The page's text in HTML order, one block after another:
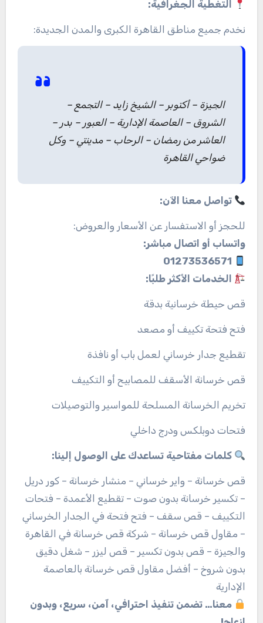
التغطية الجغرافية:
نخدم جميع مناطق القاهرة الكبرى والمدن الجديدة:
الجيزة – أكتوبر – الشيخ زايد – التجمع –
الشروق – العاصمة الإدارية – العبور – بدر –
العاشر من رمضان – الرحاب – مدينتي – وكل
ضواحي القاهرة
تواصل معنا الآن:
للحجز أو الاستفسار عن الأسعار والعروض:
واتساب أو اتصال مباشر:
01273536571
الخدمات الأكثر طلبًا:
قص حيطة خرسانية بدقة
فتح فتحة تكييف أو مصعد
تقطيع جدار خرساني لعمل باب أو نافذة
قص خرسانة الأسقف للمصابيح أو التكييف
تخريم الخرسانة المسلحة للمواسير والتوصيلات
فتحات دوبلكس ودرج داخلي
كلمات مفتاحية تساعدك على الوصول إلينا:
قص خرسانة – واير خرساني – منشار خرسانة – كور دريل
– تكسير خرسانة بدون صوت – تقطيع الأعمدة – فتحات
التكييف – قص سقف – فتح فتحة في الجدار الخرساني
– مقاول قص خرسانة – شركة قص خرسانة في القاهرة
والجيزة – قص بدون تكسير – قص ليزر – شغل دقيق
بدون شروخ – أفضل مقاول قص خرسانة بالعاصمة
الإدارية
معنا… تضمن تنفيذ احترافي، آمن، سريع، وبدون